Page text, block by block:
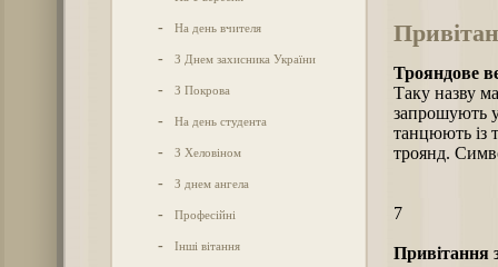
- На день вчителя
- З Днем захисника України
- З Покрова
- На день студента
- З Хеловіном
- З днем ангела
- Професійні
- Інші вітання
Трояндове
Таку назву
запрошують у
тан­цюють із
троянд.
7
Привітання